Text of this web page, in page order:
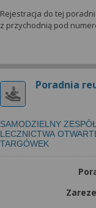
Rejestracja do tej
z przychodnią pod
Poradnia
SAMODZIELNY
LECZNICTWA
TARGÓWEK